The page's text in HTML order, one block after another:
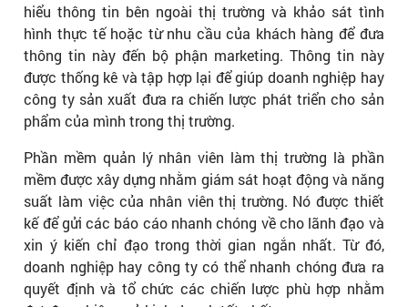
hiểu thông tin bên ngoài thị trường và khảo sát tình
hình thực tế hoặc từ nhu cầu của khách hàng để đưa
thông tin này đến bộ phận marketing. Thông tin này
được thống kê và tập hợp lại để giúp doanh nghiệp hay
công ty sản xuất đưa ra chiến lược phát triển cho sản
phẩm của mình trong thị trường.
Phần mềm quản lý nhân viên làm thị trường là phần
mềm được xây dựng nhằm giám sát hoạt động và năng
suất làm việc của nhân viên thị trường. Nó được thiết
kế để gửi các báo cáo nhanh chóng về cho lãnh đạo và
xin ý kiến chỉ đạo trong thời gian ngắn nhất. Từ đó,
doanh nghiệp hay công ty có thể nhanh chóng đưa ra
quyết định và tổ chức các chiến lược phù hợp nhằm